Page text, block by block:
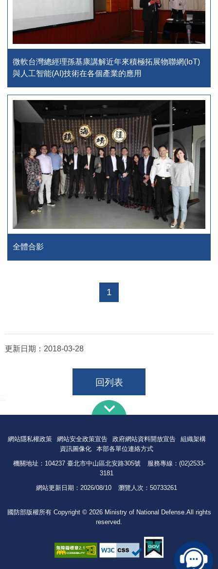
微軟台灣總經理孫基康講解近年來積極拓展物聯網(IoT)
與人工智能(AI)技術在各個產業的應用
全體合影
1
更新日期： 2018-03-28
回列表
網站隱私權政策 網站安全政策宣告 政府網站資料開放宣告
組織架構
資訊圖像化
本部各單位連絡方式
機關地址：104237 臺北市中山區北安路305號
服務專線：(02)2533-
3181
網站更新日期： 2026/08/10 瀏覽人次： 50733261
國防部版權所有 Copyright © 2026 Ministry of National Defense.All rights
reserved.